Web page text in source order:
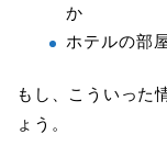
か
ホテルの部
もし、こういった
ょう。